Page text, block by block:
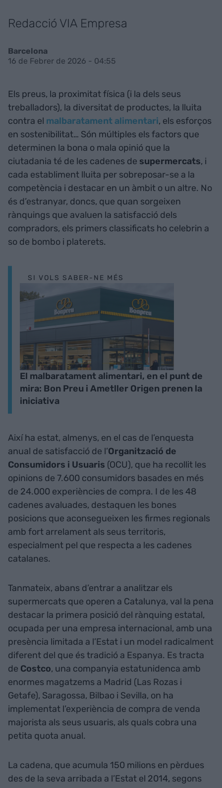
Redacció VIA Empresa
Barcelona
16 de Febrer de 2026 - 04:55
Els preus, la proximitat física (i la dels seus
treballadors), la diversitat de productes, la lluita
contra el malbaratament alimentari, els esforços
en sostenibilitat… Són múltiples els factors que
determinen la bona o mala opinió que la
ciutadania té de les cadenes de supermercats, i
cada establiment lluita per sobreposar-se a la
competència i destacar en un àmbit o un altre. No
és d’estranyar, doncs, que quan sorgeixen
rànquings que avaluen la satisfacció dels
compradors, els primers classificats ho celebrin a
so de bombo i platerets.
SI VOLS SABER-NE MÉS
El malbaratament alimentari, en el punt de
mira: Bon Preu i Ametller Origen prenen la
iniciativa
Així ha estat, almenys, en el cas de l’enquesta
anual de satisfacció de l’Organització de
Consumidors i Usuaris (OCU), que ha recollit les
opinions de 7.600 consumidors basades en més
de 24.000 experiències de compra. I de les 48
cadenes avaluades, destaquen les bones
posicions que aconsegueixen les firmes regionals
amb fort arrelament als seus territoris,
especialment pel que respecta a les cadenes
catalanes.
Tanmateix, abans d’entrar a analitzar els
supermercats que operen a Catalunya, val la pena
destacar la primera posició del rànquing estatal,
ocupada per una empresa internacional, amb una
presència limitada a l’Estat i un model radicalment
diferent del que és tradició a Espanya. Es tracta
de Costco, una companyia estatunidenca amb
enormes magatzems a Madrid (Las Rozas i
Getafe), Saragossa, Bilbao i Sevilla, on ha
implementat l’experiència de compra de venda
majorista als seus usuaris, als quals cobra una
petita quota anual.
La cadena, que acumula 150 milions en pèrdues
des de la seva arribada a l’Estat el 2014, segons